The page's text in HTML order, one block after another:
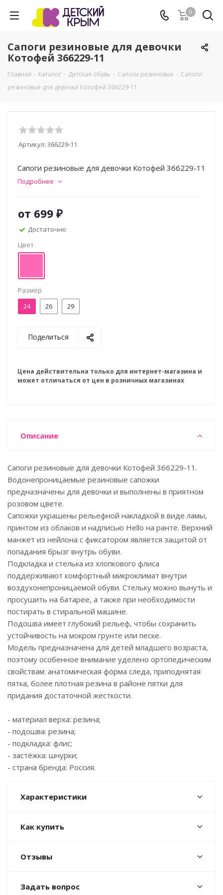
0
Сапоги резиновые для девочки
Котофей 366229-11
Главная - Каталог - Детская обувь - Сапоги резиновые - Сапоги
резиновые для девочки Котофей 366229-11
Артикул: 366229-11
Сапоги резиновые для девочки Котофей 366229-11
Подробнее
от 699 ₽
Достаточно
Цвет
Размер
24
26 29
Поделиться
Цена действительна только для интернет-магазина и
может отличаться от цен в розничных магазинах
Описание
Сапоги резиновые для девочки Котофей 366229-11.
Водонепроницаемые резиновые сапожки
предназначены для девочки и выполнены в приятном
розовом цвете.
Сапожки украшены рельефной накладкой в виде ламы,
принтом из облаков и надписью Hello на ранте. Верхний
манжет из нейлона с фиксатором является защитой от
попадания брызг внутрь обуви.
Подкладка и стелька из хлопкового флиса
поддерживают комфортный микроклимат внутри
воздухонепроницаемой обуви. Стельку можно вынуть и
просушить на батарее, а также при необходимости
постирать в стиральной машине.
Подошва имеет глубокий рельеф, чтобы сохранить
устойчивость на мокром грунте или песке.
Модель предназначена для детей младшего возраста,
поэтому особенное внимание уделено ортопедическим
свойствам: анатомическая форма следа, приподнятая
пятка, более плотная резина в районе пятки для
придания достаточной жесткости.
- материал верха: резина;
- подошва: резина;
- подкладка: флис;
- застёжка: шнурки;
- страна бренда: Россия.
Характеристики
Как купить
Отзывы
Задать вопрос